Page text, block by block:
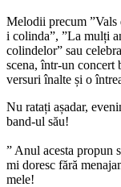
Melodii precum ”Vals
i colinda”, ”La mulți
colindelor” sau
scena, într-un concert
versuri înalte și o
Nu ratați așadar,
band-ul său!
” Anul acesta propun
mi doresc fără
mele!